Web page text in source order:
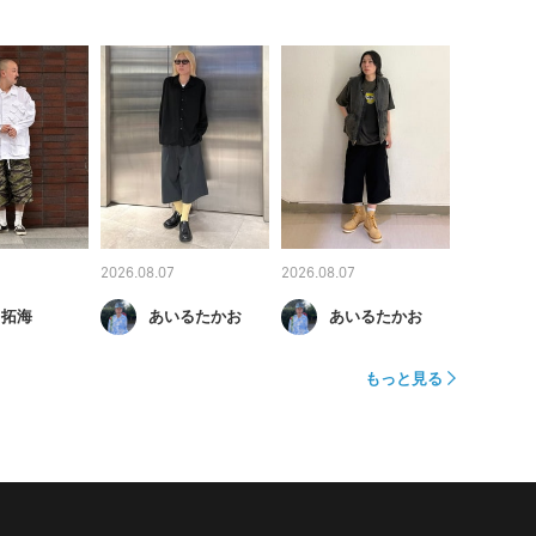
海
2026.08.07
あいるたかお
2026.08.07
あいるたかお
もっと見る